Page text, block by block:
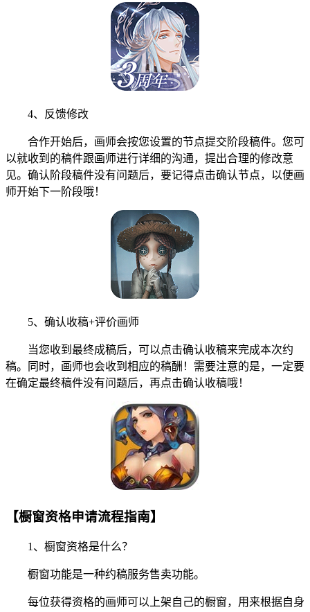
4、反馈修改
合作开始后，画师会按您设置的节点提交阶段稿件。您可
以就收到的稿件跟画师进行详细的沟通，提出合理的修改意
见。确认阶段稿件没有问题后，要记得点击确认节点，以便画
师开始下一阶段哦！
5、确认收稿+评价画师
当您收到最终成稿后，可以点击确认收稿来完成本次约
稿。同时，画师也会收到相应的稿酬！需要注意的是，一定要
在确定最终稿件没有问题后，再点击确认收稿哦！
【橱窗资格申请流程指南】
1、橱窗资格是什么？
橱窗功能是一种约稿服务售卖功能。
每位获得资格的画师可以上架自己的橱窗，用来根据自身